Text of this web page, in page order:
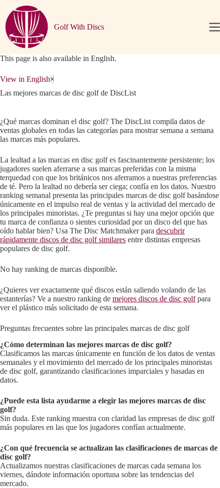
contenido
Golf With Discs
This page is also available in English.
View in English×
Las mejores marcas de disc golf de DiscList
¿Qué marcas dominan el disc golf? The DiscList compila datos de
ventas globales en todas las categorías para mostrar semana a semana
las marcas más populares.
La lealtad a las marcas en disc golf es fascinantemente persistente; los
jugadores suelen aferrarse a sus marcas preferidas con la misma
terquedad con que los británicos nos aferramos a nuestras preferencias
de té. Pero la lealtad no debería ser ciega; confía en los datos. Nuestro
ranking semanal presenta las principales marcas de disc golf basándose
únicamente en el impulso real de ventas y la actividad del mercado de
los principales minoristas. ¿Te preguntas si hay una mejor opción que
tu marca de confianza o sientes curiosidad por un disco del que has
oído hablar bien? Usa The Disc Matchmaker para descubrir
rápidamente discos de disc golf similares entre distintas empresas
populares de disc golf.
No hay ranking de marcas disponible.
¿Quieres ver exactamente qué discos están saliendo volando de las
estanterías? Ve a nuestro ranking de mejores discos de disc golfpara
ver el plástico más solicitado de esta semana.
Preguntas frecuentes sobre las principales marcas de disc golf
¿Cómo determinan las mejores marcas de disc golf?
Clasificamos las marcas únicamente en función de los datos de ventas
semanales y el movimiento del mercado de los principales minoristas
de disc golf, garantizando clasificaciones imparciales y basadas en
datos.
¿Puede esta lista ayudarme a elegir las mejores marcas de disc
golf?
Sin duda. Este ranking muestra con claridad las empresas de disc golf
más populares en las que los jugadores confían actualmente.
¿Con qué frecuencia se actualizan las clasificaciones de marcas de
disc golf?
Actualizamos nuestras clasificaciones de marcas cada semana los
viernes, dándote información oportuna sobre las tendencias del
mercado.